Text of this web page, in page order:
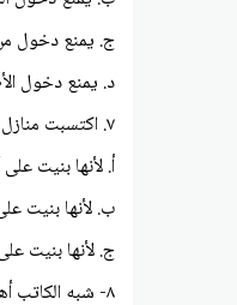
ج. يمنع دخول
د. يمنع دخول
۷. اكتسبت منازل الملكية ذات الطابع الفيكتوري مظهر قلاع النبلاء ........ .علل ، لم شبهت منازل الملكية بقلاع النبلاء :
أ. لأنها بنيت
ب. لأنها بنيت
ج. لأنها بنيت
۸- شبه الكاتب أهالي الجزيرة وهم يعانون من الفقر رغم أن تلك الجزيرة تموج تربتها بالقصدير ب